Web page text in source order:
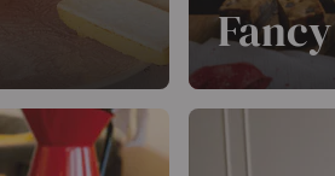
occupe la
de
La série
tendance
chaque